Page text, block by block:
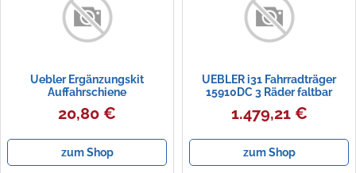
Uebler Ergänzungskit
Auffahrschiene
20,80 €
zum Shop
UEBLER i31 Fahrradträger
15910DC 3 Räder faltbar
Rückfahrkontrolle inkl. Tasche
Auffahrschiene
1.479,21 €
zum Shop